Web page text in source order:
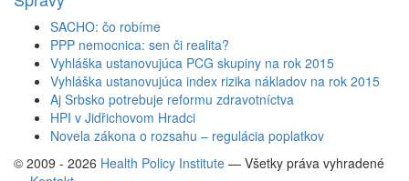
SACHO: čo robíme
PPP nemocnica: sen či realita?
Vyhláška ustanovujúca PCG skupiny na rok 2015
Vyhláška ustanovujúca index rizika nákladov na rok 2015
Aj Srbsko potrebuje reformu zdravotníctva
HPI v Jidřichovom Hradci
Novela zákona o rozsahu – regulácia poplatkov
© 2009 - 2026 Health Policy Institute — Všetky práva vyhradené